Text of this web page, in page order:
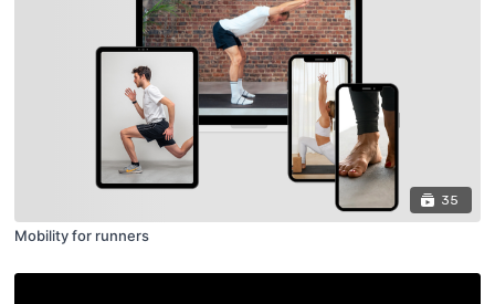
35
Mobility for runners